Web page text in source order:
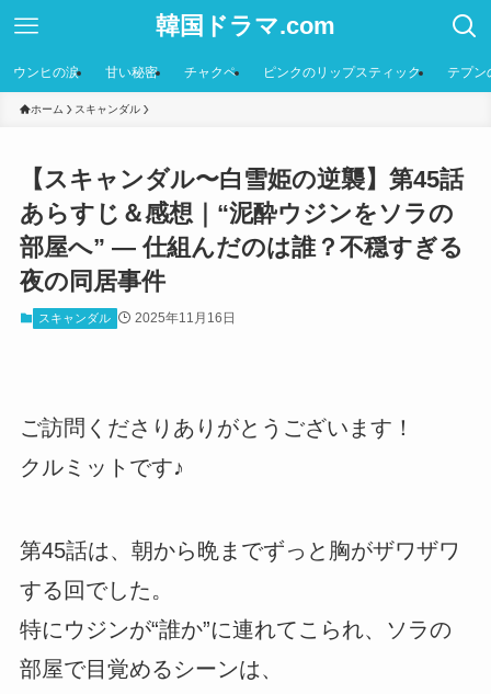
韓国ドラマ.com
ウンヒの涙 甘い秘密 チャクペ ピンクのリップスティック テプン
ホーム スキャンダル
【スキャンダル〜白雪姫の逆襲】第45話
あらすじ＆感想｜“泥酔ウジンをソラの
部屋へ” ― 仕組んだのは誰？不穏すぎる
夜の同居事件
スキャンダル 2025年11月16日
ご訪問くださりありがとうございます！
クルミットです♪
第45話は、朝から晩までずっと胸がザワザワ
する回でした。
特にウジンが“誰か”に連れてこられ、ソラの
部屋で目覚めるシーンは、